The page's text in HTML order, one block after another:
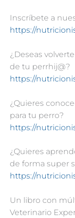
Inscríbete a
https://
¿Deseas
de tu perrhij@?
https://
¿Quieres
para tu perro?
https://
¿Quieres
de forma super
https://
Un libro con
Veterinario